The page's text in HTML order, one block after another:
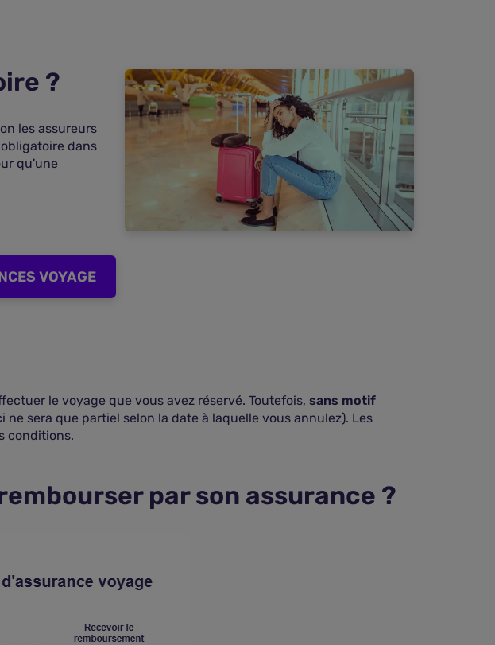
?
les assureurs
dans
qu'une
VOYAGE
le voyage que vous avez réservé. Toutefois, sans motif
ne sera que partiel selon la date à laquelle vous annulez). Les
conditions.
par son assurance ?